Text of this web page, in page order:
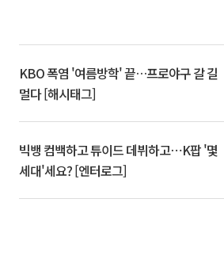
KBO 폭염 '여름방학' 끝…프로야구 갈 길
멀다 [해시태그]
빅뱅 컴백하고 튜이드 데뷔하고⋯K팝 '몇
세대'세요? [엔터로그]